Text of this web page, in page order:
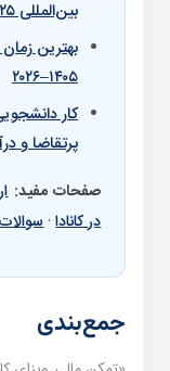
بین‌المللی ۲۰۲۵
بهترین
۱۴۰۵–۲۰۲۶
پرتقاضا و
صفحات مفید:
در کانادا·
جمع‌بندی